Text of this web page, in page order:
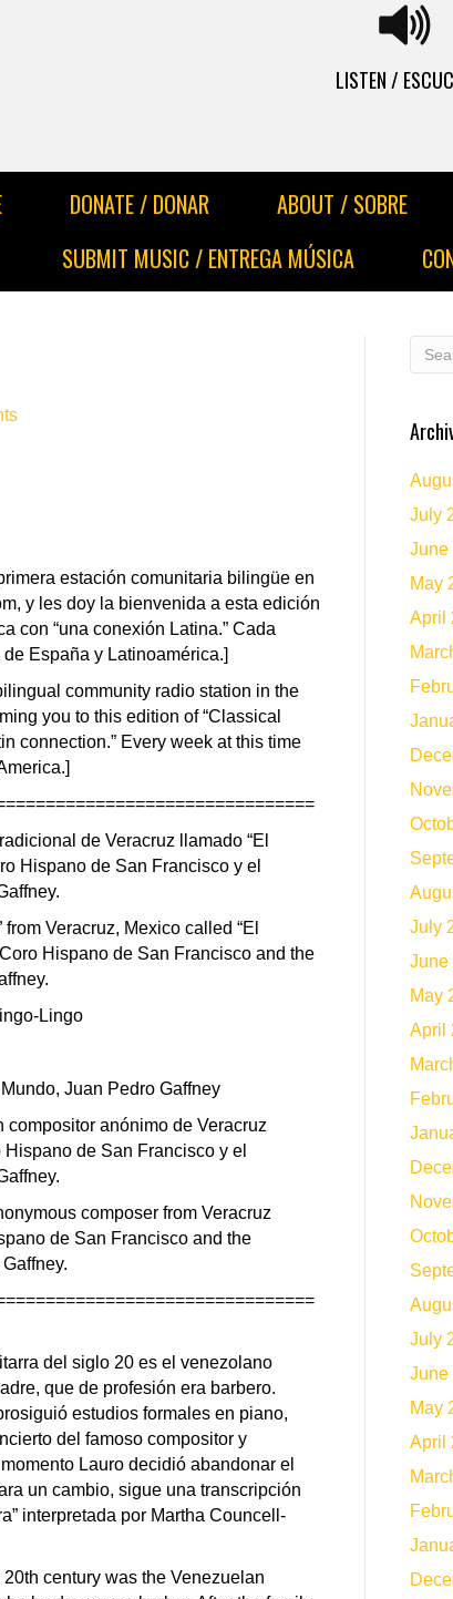
LISTEN /
DONATE / DONAR ABOUT / SOBRE
SUBMIT MUSIC / ENTREGA MÚSICA
estación comunitaria bilingüe en
y les doy la bienvenida a esta edición
con “una conexión Latina.” Cada
España y Latinoamérica.]
community radio station in the
you to this edition of “Classical
connection.” Every week at this time
de Veracruz llamado “El
Hispano de San Francisco y el
Veracruz, Mexico called “El
Hispano de San Francisco and the
Lingo
Juan Pedro Gaffney
compositor anónimo de Veracruz
de San Francisco y el
composer from Veracruz
de San Francisco and the
del siglo 20 es el venezolano
que de profesión era barbero.
estudios formales en piano,
del famoso compositor y
Lauro decidió abandonar el
un cambio, sigue una transcripción
interpretada por Martha Councell-
century was the Venezuelan
July
June
May
April
July
June
May
April
July
June
May
April